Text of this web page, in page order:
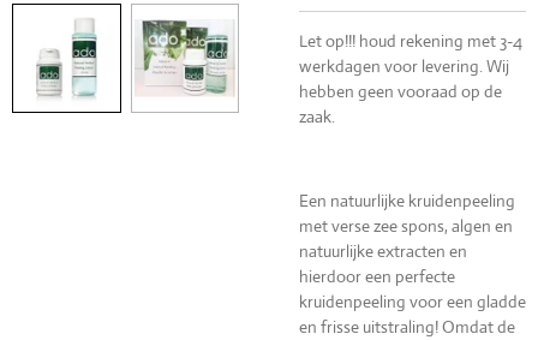
Let op!!! houd rekening met 3-4
werkdagen voor levering. Wij
hebben geen vooraad op de
zaak.
Een natuurlijke kruidenpeeling
met verse zee spons, algen en
natuurlijke extracten en
hierdoor een perfecte
kruidenpeeling voor een gladde
en frisse uitstraling! Omdat de